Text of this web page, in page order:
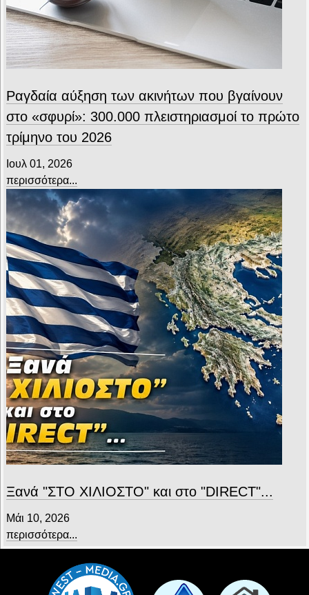
Ραγδαία αύξηση των ακινήτων που βγαίνουν
στο «σφυρί»: 300.000 πλειστηριασμοί το πρώτο
τρίμηνο του 2026
Ιουλ 01, 2026
περισσότερα...
Ξανά "ΣΤΟ ΧΙΛΙΟΣΤΟ" και στο "DIRECT"...
Μάι 10, 2026
περισσότερα...